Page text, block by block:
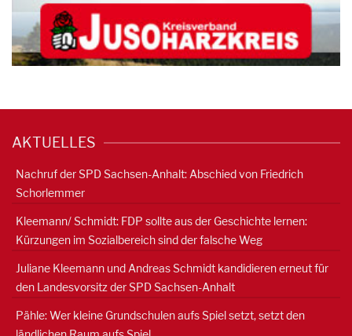
AKTUELLES
Nachruf der SPD Sachsen-Anhalt: Abschied von Friedrich
Schorlemmer
Kleemann/ Schmidt: FDP sollte aus der Geschichte lernen:
Kürzungen im Sozialbereich sind der falsche Weg
Juliane Kleemann und Andreas Schmidt kandidieren erneut für
den Landesvorsitz der SPD Sachsen-Anhalt
Pähle: Wer kleine Grundschulen aufs Spiel setzt, setzt den